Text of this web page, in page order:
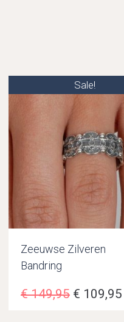
Sale!
Zeeuwse Zilveren
Bandring
€149,95 € 109,95